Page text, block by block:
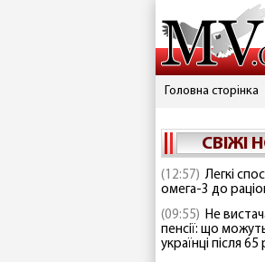
Головна сторінка
СВІЖІ
(12:57) Легкі
омега-3 до
(09:55) Не
пенсії: що
українці після 65